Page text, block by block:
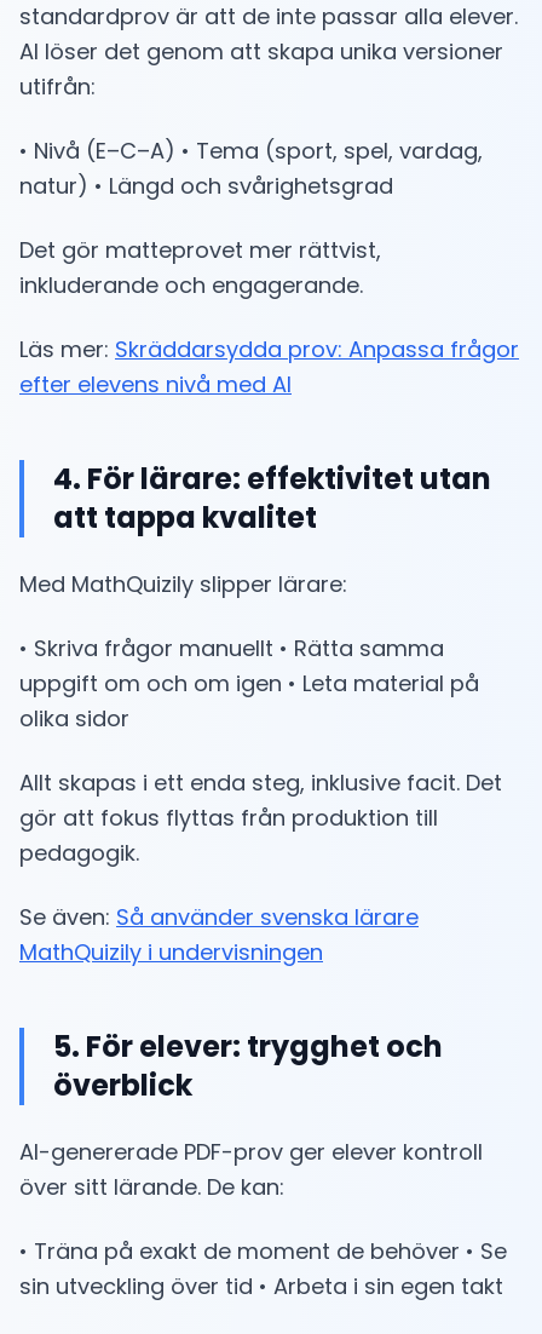
standardprov är att de inte passar alla elever.
AI löser det genom att skapa unika versioner
utifrån:
• Nivå (E–C–A) • Tema (sport, spel, vardag,
natur) • Längd och svårighetsgrad
Det gör matteprovet mer rättvist,
inkluderande och engagerande.
Läs mer: Skräddarsydda prov: Anpassa frågor
efter elevens nivå med AI
4. För lärare: effektivitet utan
att tappa kvalitet
Med MathQuizily slipper lärare:
• Skriva frågor manuellt • Rätta samma
uppgift om och om igen • Leta material på
olika sidor
Allt skapas i ett enda steg, inklusive facit. Det
gör att fokus flyttas från produktion till
pedagogik.
Se även: Så använder svenska lärare
MathQuizily i undervisningen
5. För elever: trygghet och
överblick
AI-genererade PDF-prov ger elever kontroll
över sitt lärande. De kan:
• Träna på exakt de moment de behöver • Se
sin utveckling över tid • Arbeta i sin egen takt